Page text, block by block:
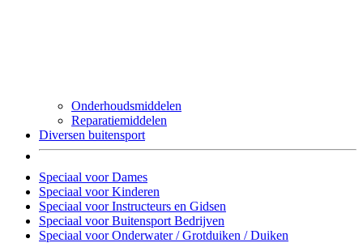
Onderhoudsmiddelen
Reparatiemiddelen
Diversen buitensport
Speciaal voor Dames
Speciaal voor Kinderen
Speciaal voor Instructeurs en Gidsen
Speciaal voor Buitensport Bedrijven
Speciaal voor Onderwater / Grotduiken / Duiken